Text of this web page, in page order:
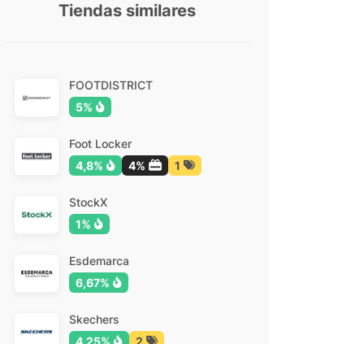
Tiendas similares
FOOTDISTRICT
5%
Foot Locker
4,8%
4% 1
StockX
1%
Esdemarca
6,67%
Skechers
4,25%
2